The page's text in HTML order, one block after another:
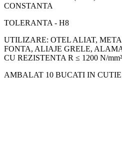
CONSTANTA
TOLERANTA - H8
UTILIZARE: OTEL ALIAT,
FONTA, ALIAJE GRELE,
CU REZISTENTA R ≤ 1200 N/mm²
AMBALAT 10 BUCATI IN